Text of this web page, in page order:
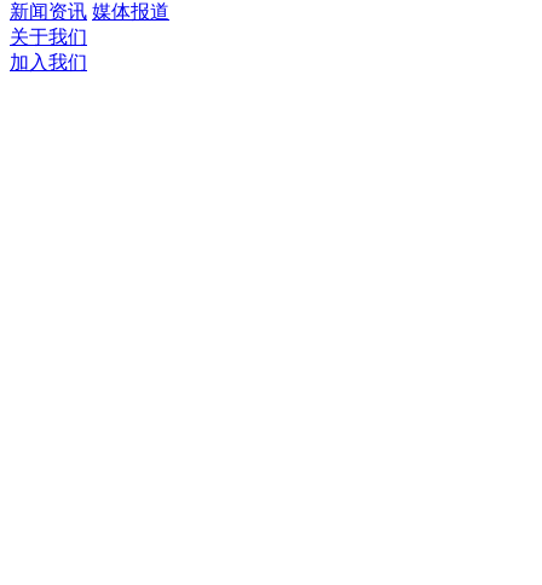
新闻资讯 媒体报道
关于我们
加入我们